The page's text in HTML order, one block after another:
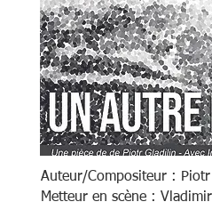
Auteur/Compositeur :
Metteur en scène :